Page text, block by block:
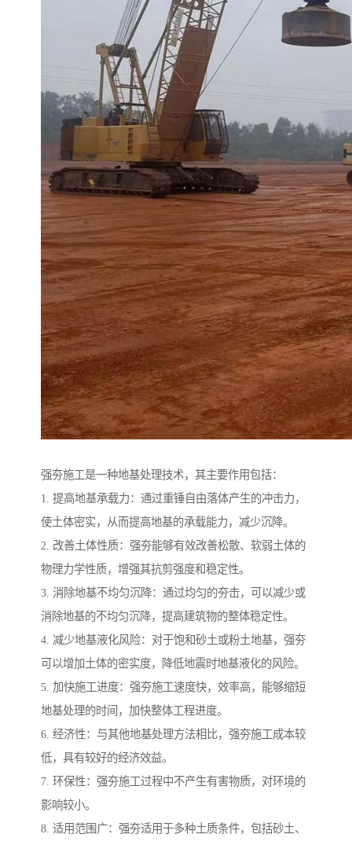
强夯施工是一种地基处理技术，其主要作用包括：
1. 提高地基承载力：通过重锤自由落体产生的冲击力，
使土体密实，从而提高地基的承载能力，减少沉降。
2. 改善土体性质：强夯能够有效改善松散、软弱土体的
物理力学性质，增强其抗剪强度和稳定性。
3. 消除地基不均匀沉降：通过均匀的夯击，可以减少或
消除地基的不均匀沉降，提高建筑物的整体稳定性。
4. 减少地基液化风险：对于饱和砂土或粉土地基，强夯
可以增加土体的密实度，降低地震时地基液化的风险。
5. 加快施工进度：强夯施工速度快，效率高，能够缩短
地基处理的时间，加快整体工程进度。
6. 经济性：与其他地基处理方法相比，强夯施工成本较
低，具有较好的经济效益。
7. 环保性：强夯施工过程中不产生有害物质，对环境的
影响较小。
8. 适用范围广：强夯适用于多种土质条件，包括砂土、